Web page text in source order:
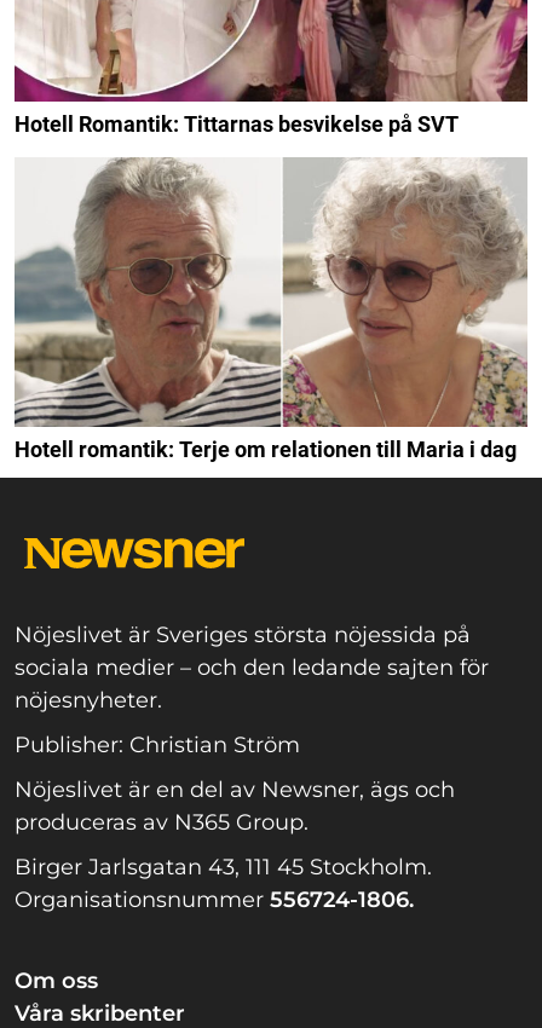
Hotell Romantik: Tittarnas besvikelse på SVT
Hotell romantik: Terje om relationen till Maria i dag
Nöjeslivet är Sveriges största nöjessida på
sociala medier – och den ledande sajten för
nöjesnyheter.
Publisher: Christian Ström
Nöjeslivet är en del av Newsner, ägs och
produceras av N365 Group.
Birger Jarlsgatan 43, 111 45 Stockholm.
Organisationsnummer 556724-1806.
Om oss
Våra skribenter